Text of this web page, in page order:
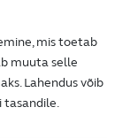
mis toetab
muuta selle
Lahendus võib
tasandile.